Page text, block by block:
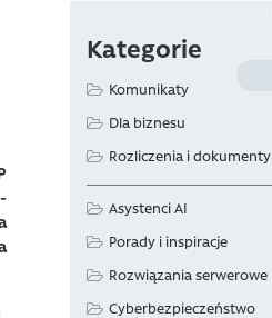
Kategorie
Komunikaty
Dla biznesu
Rozliczenia i dokumenty
Asystenci AI
Porady i inspiracje
Rozwiązania serwerowe
Cyberbezpieczeństwo